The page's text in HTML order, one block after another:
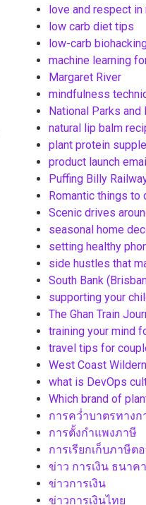
love and respect in
low carb diet tips
low-carb
machine learning
Margaret River
mindfulness
National Parks and
natural lip balm
plant protein
product launch
Puffing Billy
Romantic things to
Scenic drives
seasonal home
setting healthy
side hustles that
South Bank
supporting your
The Ghan Train
training your mind
travel tips for
West Coast
what is DevOps
Which brand of
การคว่ำบาตรทางก
การตั้งกำแพงภาษี
การเรียกเก็บภาษีต
ข่าว การเงิน ธนาค
ข่าวการเงิน
ข่าวการเงินไทย